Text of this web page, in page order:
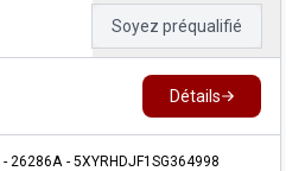
Soyez préqualifié
Détails
- 26286A - 5XYRHDJF1SG364998